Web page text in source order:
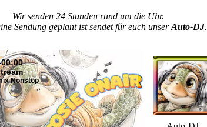
Wir senden 24 Stunden rund um die Uhr.
Sendung geplant ist sendet für euch unserAuto-DJ.
Nonstop